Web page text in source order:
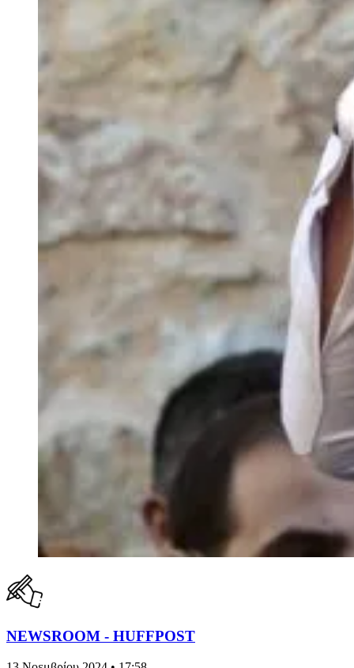
NEWSROOM - HUFFPOST